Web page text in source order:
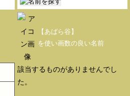
【あばら谷】
を使い画数の良い名前
該当するものがありませんでし
た。